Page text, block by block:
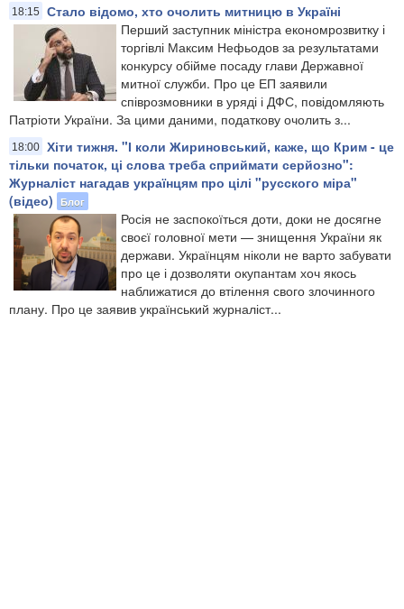
18:15
Стало відомо, хто очолить митницю в Україні
Перший заступник міністра економрозвитку і
торгівлі Максим Нефьодов за результатами
конкурсу обійме посаду глави Державної
митної служби. Про це ЕП заявили
співрозмовники в уряді і ДФС, повідомляють
Патріоти України. За цими даними, податкову очолить з...
18:00 Хіти тижня. "І коли Жириновський, каже, що Крим - це
тільки початок, ці слова треба сприймати серйозно":
Журналіст нагадав українцям про цілі "русского міра"
(відео)
Блог
Росія не заспокоїться доти, доки не досягне
своєї головної мети — знищення України як
держави. Українцям ніколи не варто забувати
про це і дозволяти окупантам хоч якось
наближатися до втілення свого злочинного
плану. Про це заявив український журналіст...